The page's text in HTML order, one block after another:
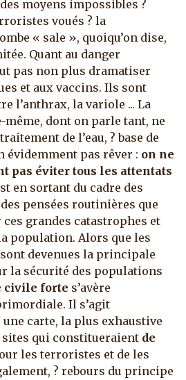
moyens impossibles ?
voués ? la
« sale », quoiqu’on dise,
Quant au danger
pas non plus dramatiser
et aux vaccins. Ils sont
l’anthrax, la variole ... La
dont on parle tant, ne
de l’eau, ? base de
évidemment pas rêver : on ne
pas éviter tous les attentats
en sortant du cadre des
pensées routinières que
grandes catastrophes et
population. Alors que les
devenues la principale
la sécurité des populations
civile forte s’avère
Il s’agit
carte, la plus exhaustive
sites qui constitueraient de
les terroristes et de les
? rebours du principe